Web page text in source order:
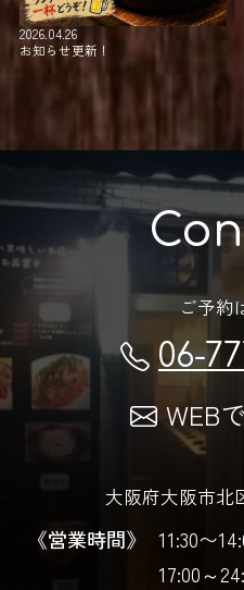
2026.04.26
お知らせ更新！
ご予約
06-
WEB
大阪府大阪市北
《営業時間》
11:30〜
17:00～